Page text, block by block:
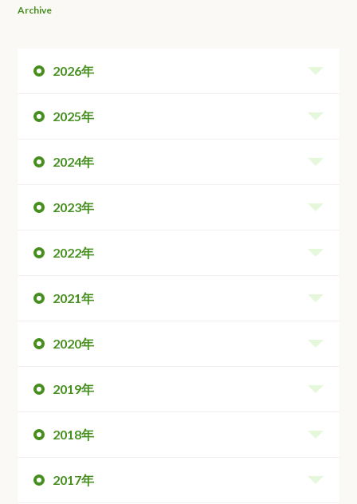
Archive
2026年
2025年
2024年
2023年
2022年
2021年
2020年
2019年
2018年
2017年